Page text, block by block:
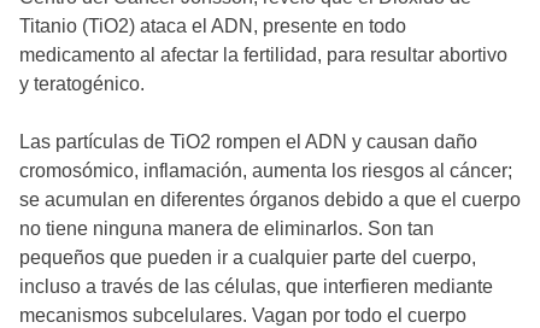
Titanio (TiO2) ataca el ADN, presente en todo
medicamento al afectar la fertilidad, para resultar abortivo
y teratogénico.
Las partículas de TiO2 rompen el ADN y causan daño
cromosómico, inflamación, aumenta los riesgos al cáncer;
se acumulan en diferentes órganos debido a que el cuerpo
no tiene ninguna manera de eliminarlos. Son tan
pequeños que pueden ir a cualquier parte del cuerpo,
incluso a través de las células, que interfieren mediante
mecanismos subcelulares. Vagan por todo el cuerpo